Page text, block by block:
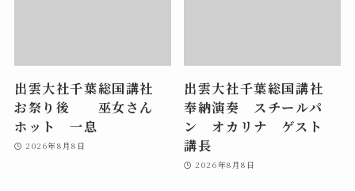
出雲大社千葉総国講社
お祭り後 巫女さん
ホット 一息
2026年8月8日
出雲大社千葉総国講社
奉納演奏 スチールパ
ン オカリナ ゲスト
講長
2026年8月8日